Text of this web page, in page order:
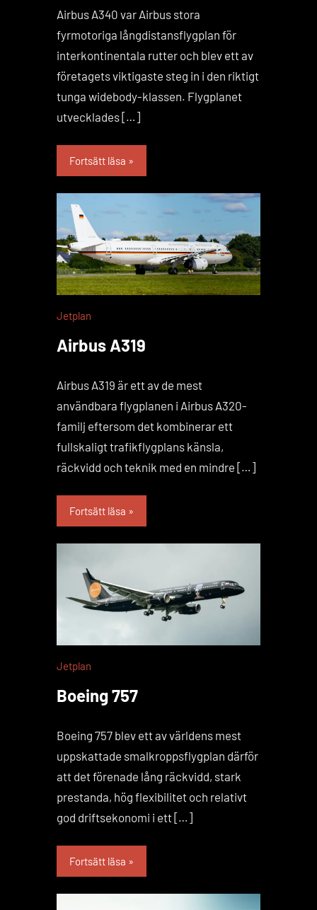
Airbus A340 var Airbus stora
fyrmotoriga långdistansflygplan för
interkontinentala rutter och blev ett av
företagets viktigaste steg in i den riktigt
tunga widebody-klassen. Flygplanet
utvecklades […]
Fortsätt läsa
Jetplan
Airbus A319
Airbus A319 är ett av de mest
användbara flygplanen i Airbus A320-
familj eftersom det kombinerar ett
fullskaligt trafikflygplans känsla,
räckvidd och teknik med en mindre […]
Fortsätt läsa
Jetplan
Boeing 757
Boeing 757 blev ett av världens mest
uppskattade smalkroppsflygplan därför
att det förenade lång räckvidd, stark
prestanda, hög flexibilitet och relativt
god driftsekonomi i ett […]
Fortsätt läsa